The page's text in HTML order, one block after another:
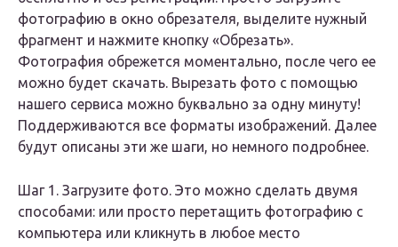
фотографию в окно обрезателя, выделите нужный
фрагмент и нажмите кнопку «Обрезать».
Фотография обрежется моментально, после чего ее
можно будет скачать. Вырезать фото с помощью
нашего сервиса можно буквально за одну минуту!
Поддерживаются все форматы изображений. Далее
будут описаны эти же шаги, но немного подробнее.
Шаг 1. Загрузите фото. Это можно сделать двумя
способами: или просто перетащить фотографию с
компьютера или кликнуть в любое место